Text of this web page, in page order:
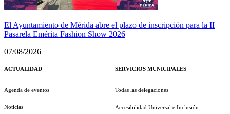
El Ayuntamiento de Mérida abre el plazo de inscripción para la II
Pasarela Emérita Fashion Show 2026
07/08/2026
ACTUALIDAD
Agenda de eventos
Noticias
SERVICIOS MUNICIPALES
Todas las delegaciones
Accesibilidad Universal e Inclusión